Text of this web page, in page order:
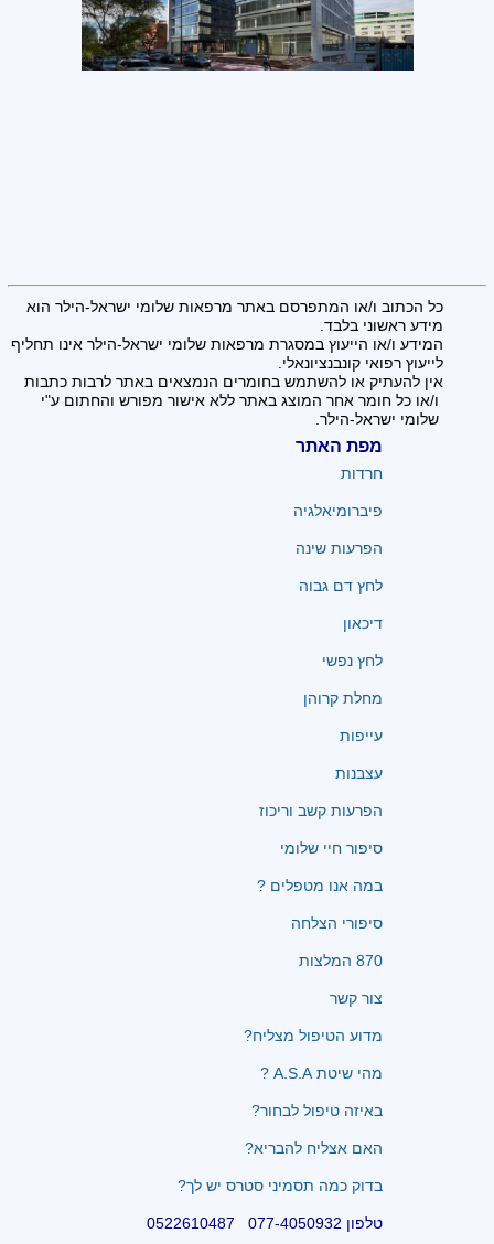
כל הכתוב ו/או המתפרסם באתר מרפאות שלומי ישראל-הילר הוא
מידע ראשוני בלבד.
המידע ו/או הייעוץ במסגרת מרפאות שלומי ישראל-הילר אינו תחליף
לייעוץ רפואי קונבנציונאלי.
אין להעתיק או להשתמש בחומרים הנמצאים באתר לרבות כתבות
ו/או כל חומר אחר המוצג באתר ללא אישור מפורש והחתום ע"י
שלומי ישראל-הילר.
מפת האתר
חרדות
פיברומיאלגיה
הפרעות שינה
לחץ דם גבוה
דיכאון
לחץ נפשי
מחלת קרוהן
עייפות
עצבנות
הפרעות קשב וריכוז
סיפור חיי שלומי
במה אנו מטפלים ?
סיפורי הצלחה
870 המלצות
צור קשר
מדוע הטיפול מצליח?
מהי שיטת A.S.A ?
באיזה טיפול לבחור?
האם אצליח להבריא?
בדוק כמה תסמיני סטרס יש לך?
טלפון 077-4050932 0522610487